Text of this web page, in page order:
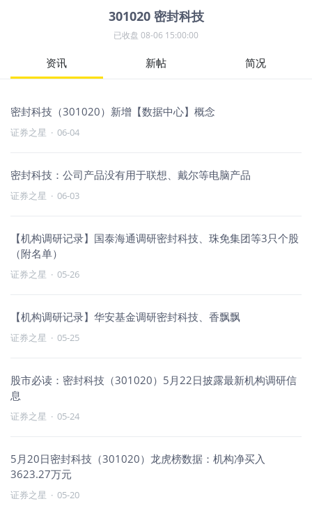
301020 密封科技
已收盘 08-06 15:00:00
资讯 新帖 简况
密封科技（301020）新增【数据中心】概念
证券之星 · 06-04
密封科技：公司产品没有用于联想、戴尔等电脑产品
证券之星 · 06-03
【机构调研记录】国泰海通调研密封科技、珠免集团等3只个股
（附名单）
证券之星 · 05-26
【机构调研记录】华安基金调研密封科技、香飘飘
证券之星 · 05-25
股市必读：密封科技（301020）5月22日披露最新机构调研信
息
证券之星 · 05-24
5月20日密封科技（301020）龙虎榜数据：机构净买入
3623.27万元
证券之星 · 05-20